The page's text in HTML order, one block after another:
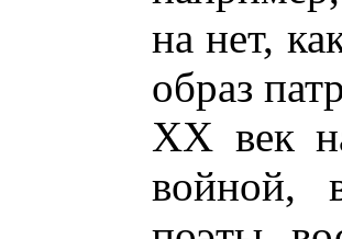
на нет,
образ
ХХ век
войной,